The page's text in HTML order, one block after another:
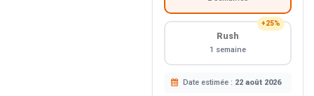
+25%
Rush
1 semaine
Date estimée : 22 août 2026